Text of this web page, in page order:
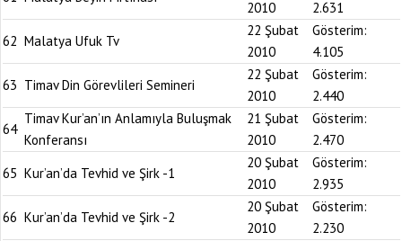
2010
2.631
62 Malatya Ufuk Tv
22 Şubat
2010
Gösterim:
4.105
63 Timav Din Görevlileri Semineri
22 Şubat
2010
Gösterim:
2.440
64
Timav Kur’an’ın Anlamıyla Buluşmak
Konferansı
21 Şubat
2010
Gösterim:
2.470
65 Kur’an’da Tevhid ve Şirk -1
20 Şubat
2010
Gösterim:
2.935
66 Kur’an’da Tevhid ve Şirk -2
20 Şubat
2010
Gösterim:
2.230